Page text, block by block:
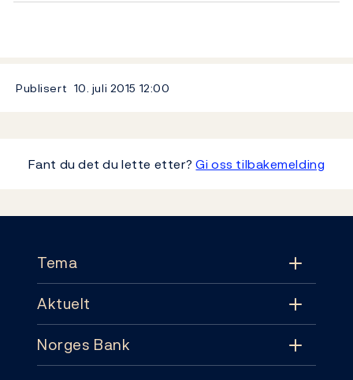
Publisert 10. juli 2015 12:00
Fant du det du lette etter?Gi oss tilbakemelding
Tema
Tema
Pengepolitikk
Aktuelt
Aktuelt
Norges Bank